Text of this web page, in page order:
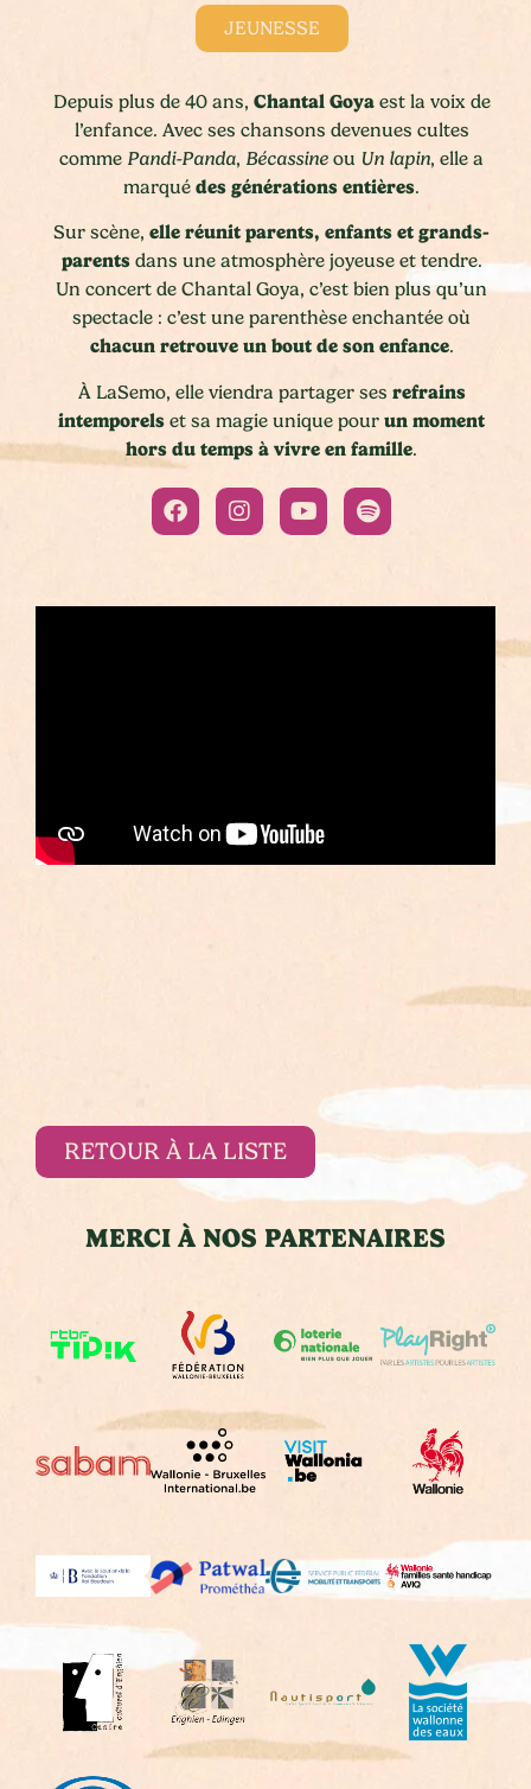
JEUNESSE
Depuis plus de 40 ans, Chantal Goyaest la voix de
l’enfance. Avec ses chansons devenues cultes
comme Pandi-Panda, Bécassine ou Un lapin, elle a
marqué des générations entières.
Sur scène, elle réunit parents, enfants et grands-
parentsdans une atmosphère joyeuse et tendre.
Un concert de Chantal Goya, c’est bien plus qu’un
spectacle : c’est une parenthèse enchantée où
chacun retrouve un bout de son enfance.
À LaSemo, elle viendra partager ses refrains
intemporels et sa magie unique pour un moment
hors du temps à vivre en famille.
RETOUR À LA LISTE
MERCI À NOS PARTENAIRES